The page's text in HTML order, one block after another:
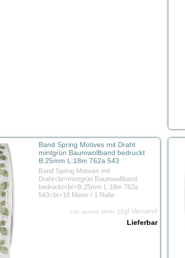
Band Spring Motives mit Draht
mintgrün Baumwollband bedruckt
B:25mm L:18m 762a 543
Band Spring Motives mit
Draht<br>mintgrün Baumwollband
bedruckt<br>B:25mm L:18m 762a
543<br>18 Meter / 1 Rolle
zzgl. gesetzl. MwSt.
zzgl.Versand
Lieferbar